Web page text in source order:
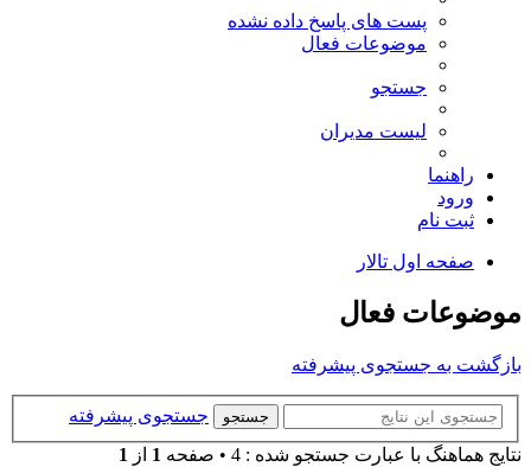
پست های پاسخ داده نشده
موضوعات فعال
جستجو
لیست مدیران
راهنما
ورود
ثبت نام
صفحه اول تالار
موضوعات فعال
بازگشت به جستجوی پیشرفته
جستجو
جستجوی پیشرفته
نتايج هماهنگ با عبارت جستجو شده : 4 • صفحه
1 از 1